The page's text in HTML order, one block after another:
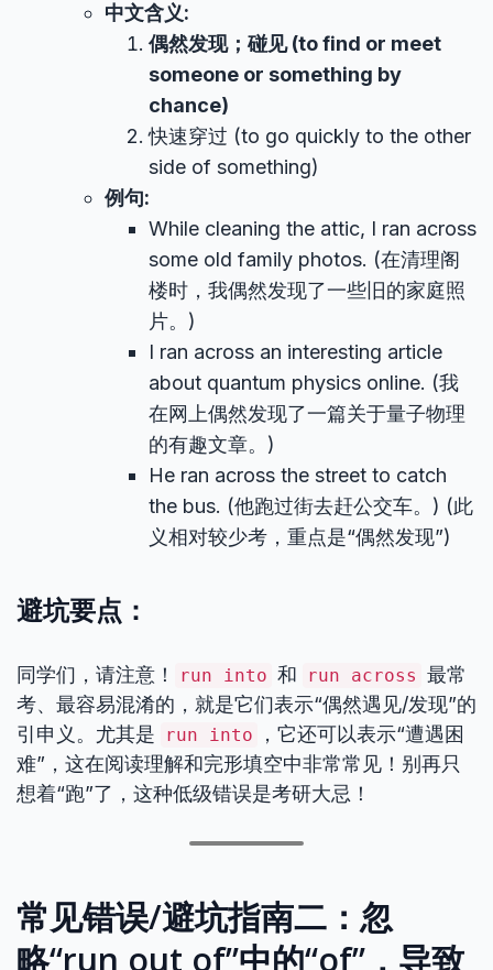
中文含义:
偶然发现；碰见 (to find or meet
someone or something by
chance)
快速穿过 (to go quickly to the other
side of something)
例句:
While cleaning the attic, I ran across
some old family photos. (在清理阁
楼时，我偶然发现了一些旧的家庭照
片。)
I ran across an interesting article
about quantum physics online. (我
在网上偶然发现了一篇关于量子物理
的有趣文章。)
He ran across the street to catch
the bus. (他跑过街去赶公交车。) (此
义相对较少考，重点是“偶然发现”)
避坑要点：
同学们，请注意！ run into 和 run across 最常
考、最容易混淆的，就是它们表示“偶然遇见/发现”的
引申义。尤其是
run into
，它还可以表示“遭遇困
难”，这在阅读理解和完形填空中非常常见！别再只
想着“跑”了，这种低级错误是考研大忌！
常见错误/避坑指南二：忽
略“run out of”中的“of”，导致